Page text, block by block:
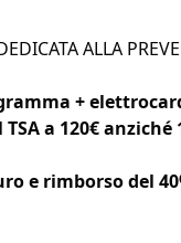
ALLA
+
a 120€ anziché
e rimborso del